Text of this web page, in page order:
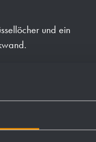
und ein